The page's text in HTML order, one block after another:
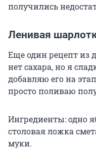
получились
Ленивая
Еще один рецепт из
нет сахара, но я
добавляю его на
просто поливаю
Ингредиенты: одно
столовая ложка
муки.